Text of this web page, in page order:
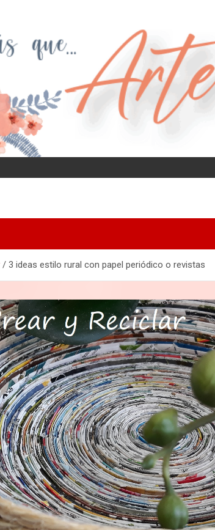
3 ideas estilo rural con papel periódico o revistas